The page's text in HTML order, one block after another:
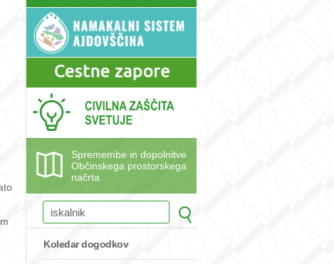
Spremembe in dopolnitve
Občinskega prostorskega
načrta
Koledar dogodkov